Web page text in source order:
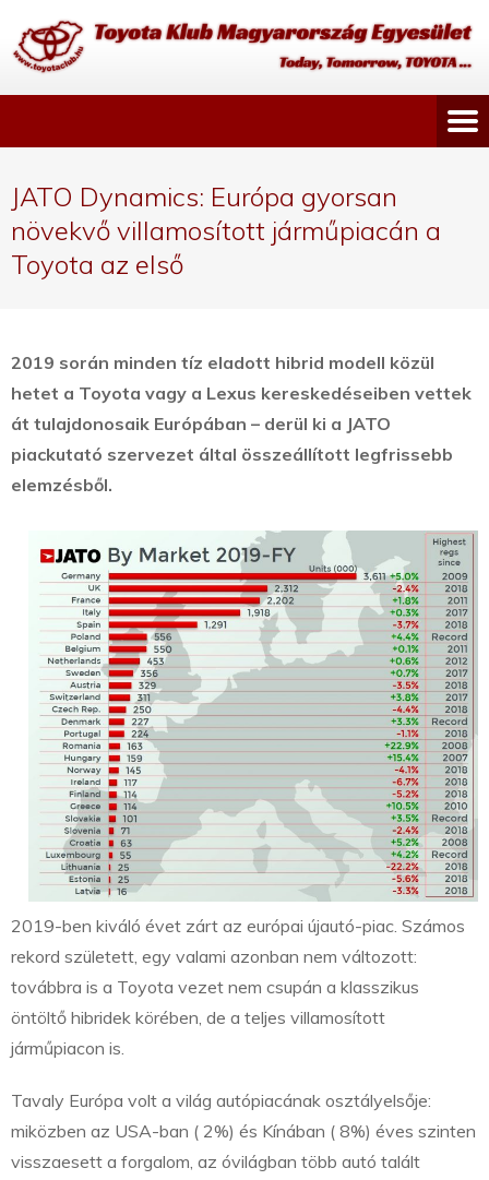
JATO Dynamics: Európa gyorsan
növekvő villamosított járműpiacán a
Toyota az első
2019 során minden tíz eladott hibrid modell közül
hetet a Toyota vagy a Lexus kereskedéseiben vettek
át tulajdonosaik Európában – derül ki a JATO
piackutató szervezet által összeállított legfrissebb
elemzésből.
2019-ben kiváló évet zárt az európai újautó-piac. Számos
rekord született, egy valami azonban nem változott:
továbbra is a Toyota vezet nem csupán a klasszikus
öntöltő hibridek körében, de a teljes villamosított
járműpiacon is.
Tavaly Európa volt a világ autópiacának osztályelsője:
miközben az USA-ban ( 2%) és Kínában ( 8%) éves szinten
visszaesett a forgalom, az óvilágban több autó talált